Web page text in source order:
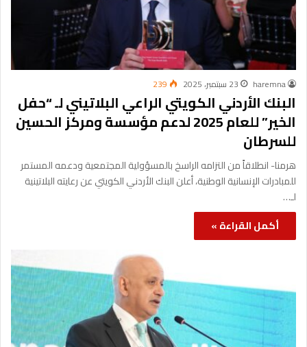
haremna 23 سبتمبر، 2025 239
البنك الأردني الكويتي الراعي البلاتيني لـ “حفل
الخير” للعام 2025 لدعم مؤسسة ومركز الحسين
للسرطان
هرمنا- انطلاقاً من التزامه الراسخ بالمسؤولية المجتمعية ودعمه المستمر
للمبادرات الإنسانية الوطنية، أعلن البنك الأردني الكويتي عن رعايته البلاتينية
لـ…
أكمل القراءة »